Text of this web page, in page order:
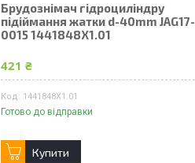
Брудознімач гідроциліндру
підіймання жатки d-40mm JAG17-
0015 1441848X1.01
421 ₴
1441848X1.01
Готово до відправки
Купити